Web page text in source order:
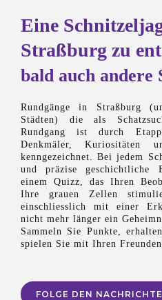
Eine
Straßburg zu
bald auch andere
Rundgänge in Straßburg
Städten) die als
Rundgang ist durch
Denkmäler, Kuriositäten
kenngezeichnet. Bei jedem
und präzise geschichtliche
einem Quizz, das Ihren
Ihre grauen Zellen
einschliesslich mit einer
nicht mehr länger ein
Sammeln Sie Punkte,
spielen Sie mit Ihren Freunden.
FOLGE DEN